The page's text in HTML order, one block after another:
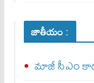
జాతీయం :
మాజీ సీఎం